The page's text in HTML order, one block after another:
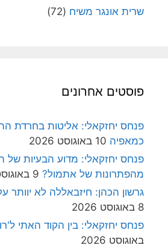
שרית אונגר משיח (72)
פוסטים אחרונים
פנחס יחזקאלי: אליטות בחרדת
כמאפיה 10 באוגוסט 2026
פנחס יחזקאלי: מדוע הבעיות של
מהפתרונות של אתמול? 9 באוגוסט 2026
גרשון הכהן: חיזבאללה לא יוותר
8 באוגוסט 2026
פנחס יחזקאלי: בין הקוד האתי
באוגוסט 2026